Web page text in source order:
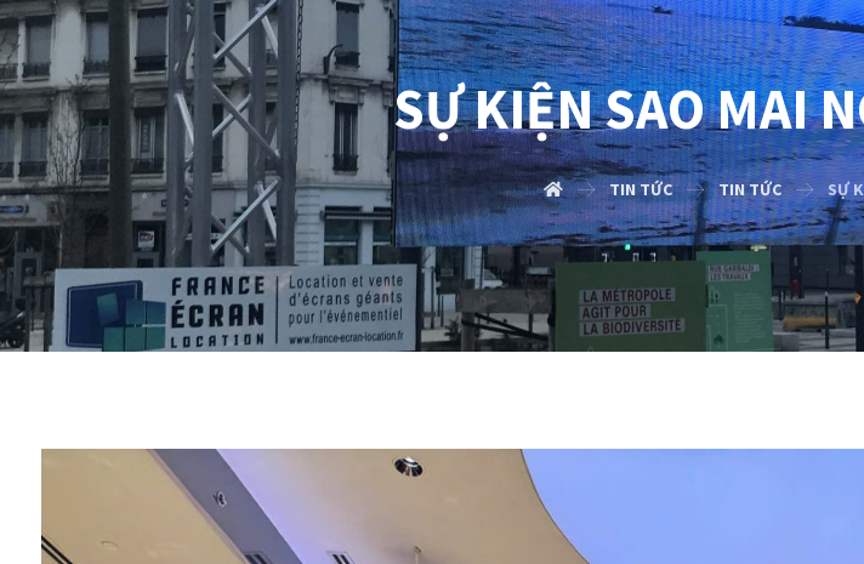
SỰ KIỆN SAO MAI
TIN TỨC TIN TỨC SỰ